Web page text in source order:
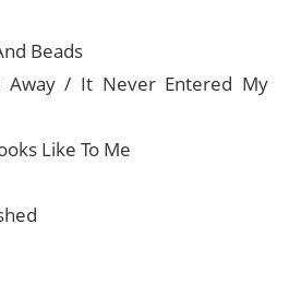
Beads
Away / It Never Entered My
Like To Me